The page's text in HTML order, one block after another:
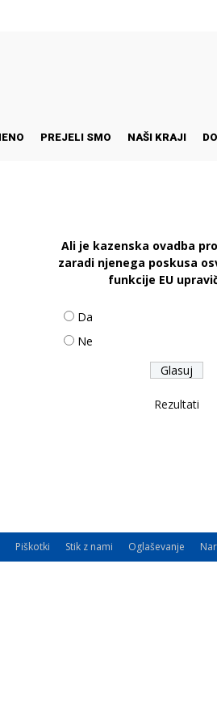
PREJELI SMO NAŠI KRAJI
Ali je kazenska ovadba
zaradi njenega poskusa
funkcije EU
Da
Ne
Rezultati
Piškotki Stik z nami Oglaševanje